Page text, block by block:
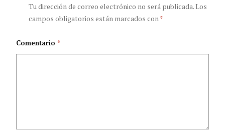
títulos ante el MEN
Tu dirección de correo electrónico no será publicada.Los
campos obligatorios están marcados con*
Comentario*